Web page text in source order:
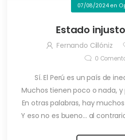
07/08/2024en
Estado
Fernando Cillóniz
0
Sí. El Perú es un país de
Muchos tienen poco o nada,
En otras palabras, hay
Y eso no es bueno… al